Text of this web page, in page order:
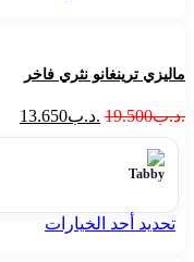
ماليزي ترينغانو نثري فاخر
.د.ب19.500 .د.ب13.650
تحديد أحد الخيارات